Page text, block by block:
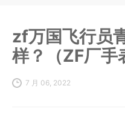
zf万国飞行员
样？（ZF厂手
7 月 06, 2022